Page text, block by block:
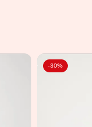
-30%